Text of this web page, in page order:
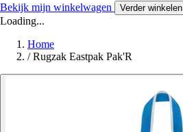
Bekijk mijn winkelwagen Verder winkelen
Loading...
Home
/ Rugzak Eastpak Pak'R